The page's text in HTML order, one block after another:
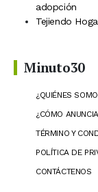
adopción
Tejiendo
Minuto30
¿QUIÉNES
¿CÓMO
TÉRMINO Y
POLÍTICA DE
CONTÁCTENOS